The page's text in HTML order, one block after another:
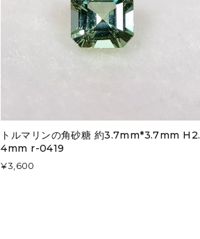
トルマリンの角砂糖 約3.7mm*3.7mm H2.
4mm r-0419
¥3,600